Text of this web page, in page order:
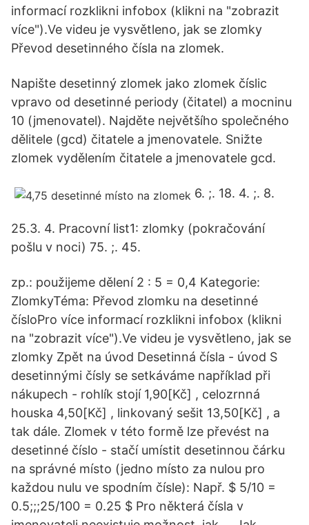
informací rozklikni infobox (klikni na "zobrazit
více").Ve videu je vysvětleno, jak se zlomky
Převod desetinného čísla na zlomek.
Napište desetinný zlomek jako zlomek číslic
vpravo od desetinné periody (čitatel) a mocninu
10 (jmenovatel). Najděte největšího společného
dělitele (gcd) čitatele a jmenovatele. Snižte
zlomek vydělením čitatele a jmenovatele gcd.
6. ;. 18. 4. ;. 8.
25.3. 4. Pracovní list1: zlomky (pokračování
pošlu v noci) 75. ;. 45.
zp.: použijeme dělení 2 : 5 = 0,4 Kategorie:
ZlomkyTéma: Převod zlomku na desetinné
čísloPro více informací rozklikni infobox (klikni
na "zobrazit více").Ve videu je vysvětleno, jak se
zlomky Zpět na úvod Desetinná čísla - úvod S
desetinnými čísly se setkáváme například při
nákupech - rohlík stojí 1,90[Kč] , celozrnná
houska 4,50[Kč] , linkovaný sešit 13,50[Kč] , a
tak dále. Zlomek v této formě lze převést na
desetinné číslo - stačí umístit desetinnou čárku
na správné místo (jedno místo za nulou pro
každou nulu ve spodním čísle): Např. $ 5/10 =
0.5;;;25/100 = 0.25 $ Pro některá čísla v